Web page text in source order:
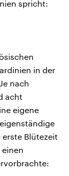
spricht:
in der
nach
acht
eigene
Blütezeit